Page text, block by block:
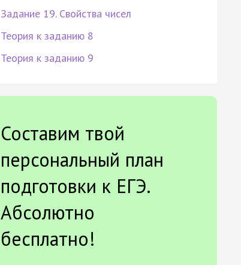
Задание 19. Свойства чисел
Теория к заданию 8
Теория к заданию 9
Составим твой
персональный план
подготовки к ЕГЭ.
Абсолютно
бесплатно!